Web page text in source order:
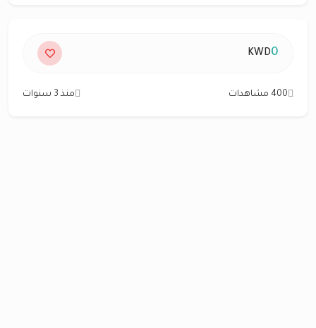
0
KWD
400 مشاهدات منذ 3 سنوات